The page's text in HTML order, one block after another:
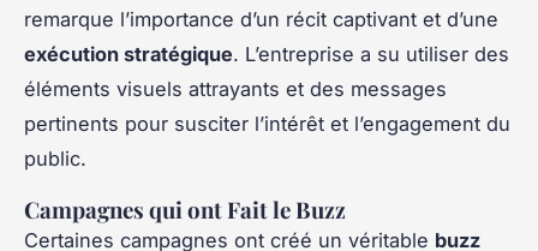
remarque l’importance d’un récit captivant et d’une
exécution stratégique. L’entreprise a su utiliser des
éléments visuels attrayants et des messages
pertinents pour susciter l’intérêt et l’engagement du
public.
Campagnes qui ont Fait le Buzz
Certaines campagnes ont créé un véritable buzz